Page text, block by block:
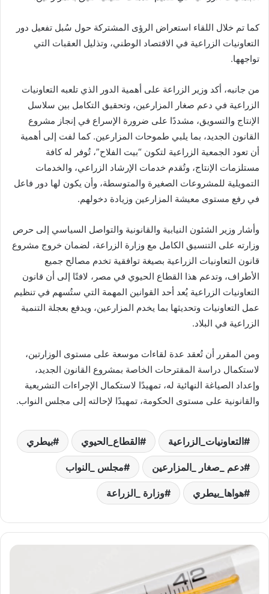
كما تم خلال اللقاء استعراض الرؤى المشتركة حول سُبل تفعيل دور
التعاونيات الزراعية في الاقتصاد الوطني، وتذليل العقبات التي
تواجهها.
من جانبه، أكد وزير الزراعة على أهمية الدور الذي تلعبه التعاونيات
الزراعية في دعم صغار المزارعين، وتحقيق التكامل بين سلاسل
الإنتاج والتسويق، مشددًا على ضرورة الإسراع في إنجاز مشروع
القانون الجديد، بما يلبي طموحات المزارعين. كما لفت إلى أهمية
أن تعود الجمعية الزراعية لتكون “بيت الفلاح”، تُوفر له كافة
مستلزمات الإنتاج، وتُقدم خدمات الإرشاد الزراعي، والخدمات
التمويلية للمشروعات الصغيرة والمتوسطة، وأن يكون لها دور فاعل
في رفع مستوى معيشة المزارعين وزيادة دخولهم.
وأشار وزير الشئون النيابية والقانونية والتواصل السياسي إلى حرص
وزارته على التنسيق الكامل مع وزارة الزراعة، لضمان خروج مشروع
قانون التعاونيات الزراعية بصيغة توافقية تخدم مصالح جميع
الأطراف، وتدعم هذا القطاع الحيوي في مصر، لافتًا إلى أن قانون
التعاونيات الزراعية يُعد أحد القوانين المهمة التي ستُسهم في تنظيم
عمل التعاونيات وتحديثها بما يخدم المزارعين، ويدفع بعجلة التنمية
الزراعية في البلاد.
ومن المقرر أن تُعقد عدة لقاءات موسعة على مستوى الوزارتين،
لاستكمال دراسة المقترحات الخاصة بمشروع القانون الجديد،
وإعداد الصياغة النهائية له، تمهيدًا لاستكمال الإجراءات التشريعية
والقانونية على مستوى الحكومة، تمهيدًا لإحالته إلى مجلس النواب.
التعاونيات_الزراعية القطاع_الحيوي بيطري
دعم _صغار _المزارعين مجلس _النواب
هواها_بيطري وزارة _الزراعة
استمرار
شديدة
الحرارة